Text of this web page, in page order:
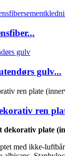
gulv...
ren
dekorativ plate
med ikke-